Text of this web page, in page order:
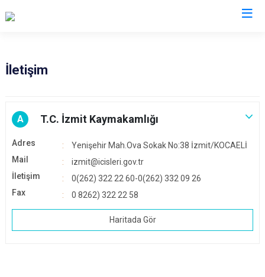
Gölcük
Kandıra
Karamürsel
Körfez
Derince
Dilovası
İzmit
Kartepe
İletişim
A T.C. İzmit Kaymakamlığı
Adres
Yenişehir Mah.Ova Sokak No:38 İzmit/KOCAELİ
Mail
izmit@icisleri.gov.tr
İletişim
0(262) 322 22 60-0(262) 332 09 26
Fax
0 8262) 322 22 58
Haritada Gör